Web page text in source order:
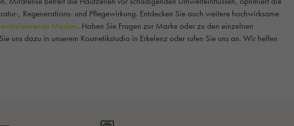
, Regenerations- und Pflegewirkung. Entdecken Sie auch weitere hochwirksame
revitalisierende Masken. Haben Sie Fragen zur Marke oder zu den einzelnen
uns dazu in unserem Kosmetikstudio in Erkelenz oder rufen Sie uns an. Wir helfen